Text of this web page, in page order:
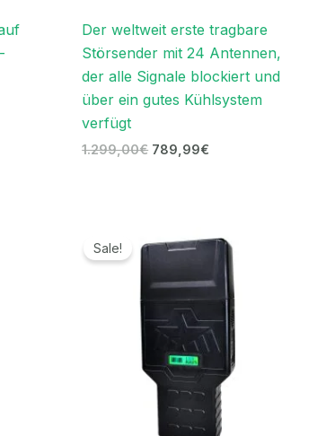
Der weltweit erste tragbare
Störsender mit 24 Antennen,
der alle Signale blockiert und
über ein gutes Kühlsystem
verfügt
1.299,00€ 789,99€
Sale!
719,99€
739,99€